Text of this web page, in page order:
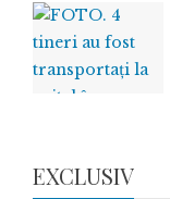
EXCLUSIV